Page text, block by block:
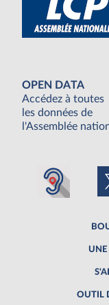
OPEN DATA
Accédez à toutes
les données de
l'Assemblée
UNE
OUTIL